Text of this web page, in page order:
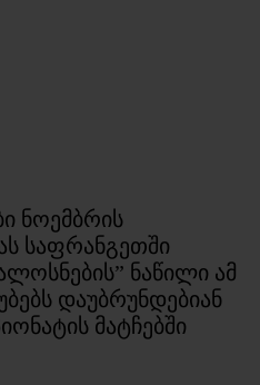
ნოემბრის
საფრანგეთში
ნაწილი ამ
დაუბრუნდებიან
მატჩებში